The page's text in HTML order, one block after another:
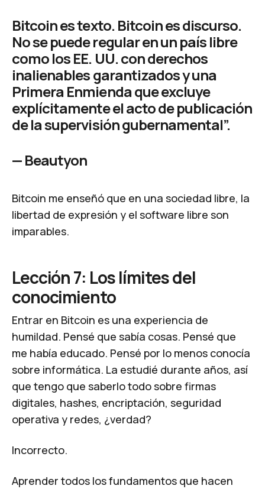
Bitcoin es texto. Bitcoin es discurso.
No se puede regular en un país libre
como los EE. UU. con derechos
inalienables garantizados y una
Primera Enmienda que excluye
explícitamente el acto de publicación
de la supervisión gubernamental”.
—Beautyon
Bitcoin me enseñó que en una sociedad libre, la
libertad de expresión y el software libre son
imparables.
Lección 7: Los límites del
conocimiento
Entrar en Bitcoin es una experiencia de
humildad. Pensé que sabía cosas. Pensé que
me había educado. Pensé por lo menos conocía
sobre informática. La estudié durante años, así
que tengo que saberlo todo sobre firmas
digitales, hashes, encriptación, seguridad
operativa y redes, ¿verdad?
Incorrecto.
Aprender todos los fundamentos que hacen